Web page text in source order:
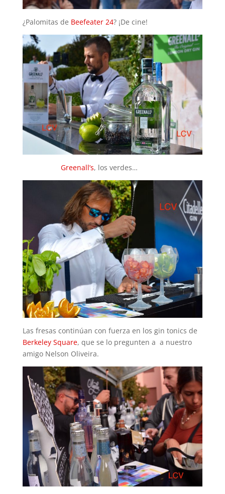
¿Palomitas de Beefeater 24? ¡De cine!
Greenall’s, los verdes…
Las fresas continúan con fuerza en los gin tonics de
Berkeley Square, que se lo pregunten a a nuestro
amigo Nelson Oliveira.